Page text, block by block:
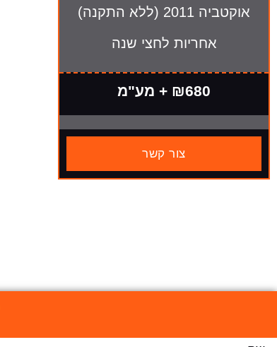
אוקטביה 2011 (ללא התקנה)
אחריות לחצי שנה
₪680 + מע"מ
צור קשר